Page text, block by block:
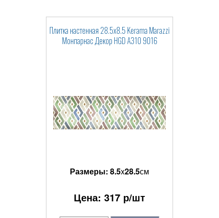
Плитка настенная 28.5x8.5 Kerama Marazzi
Монпарнас Декор HGD A310 9016
Размеры: 8.5x28.5см
Цена: 317 р/шт